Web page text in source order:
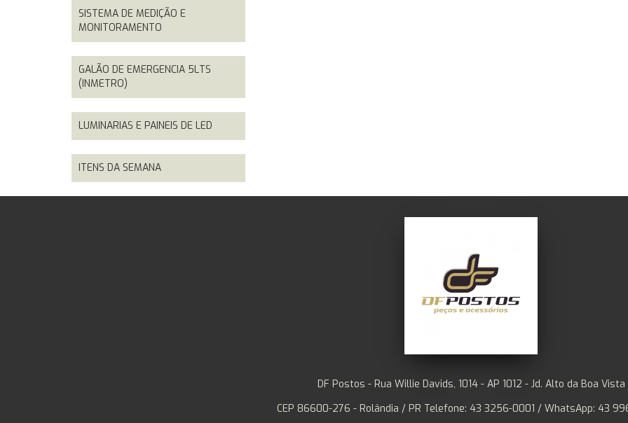
SISTEMA DE MEDIÇÃO E
MONITORAMENTO
GALÃO DE EMERGENCIA 5LTS
(INMETRO)
LUMINARIAS E PAINEIS DE LED
ITENS DA SEMANA
DF Postos - Rua Willie Davids, 1014 - AP 1012 - Jd. Alto da Boa Vista
CEP 86600-276 - Rolândia / PR Telefone: 43 3256-0001 / WhatsApp: 43